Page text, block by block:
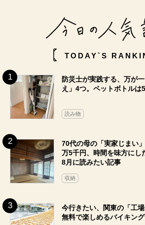
TODAY`S
防災士が実践する、万が
え」4つ。ペットボトル
読み物
70代の母の「実家じまい
万5千円、時間を味方にし
8月に読みたい記事
収納
今行きたい、関東の「工
無料で楽しめるバイキン